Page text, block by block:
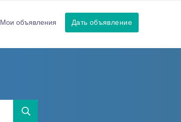
Мои объявления Дать объявление